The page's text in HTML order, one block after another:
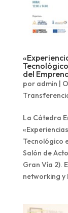
del
por admin |
La Cátedra
Tecnológico
Salón de
Gran Vía 2).
networking y